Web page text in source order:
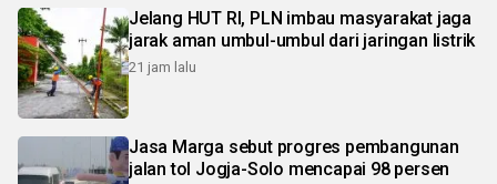
Jelang HUT RI, PLN imbau masyarakat jaga
jarak aman umbul-umbul dari jaringan listrik
21 jam lalu
Jasa Marga sebut progres pembangunan
jalan tol Jogja-Solo mencapai 98 persen